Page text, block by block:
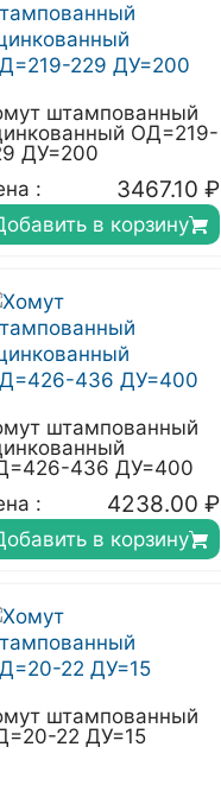
штампованный
ОД=219-
ДУ=200
:
3467.10 ₽
в корзину
штампованный
436 ДУ=400
:
4238.00 ₽
в корзину
штампованный
22 ДУ=15